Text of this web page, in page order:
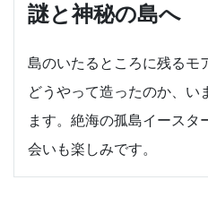
謎と神秘の島へ
島のいたるところに残るモ
どうやって造ったのか、い
ます。絶海の孤島イースタ
会いも楽しみです。